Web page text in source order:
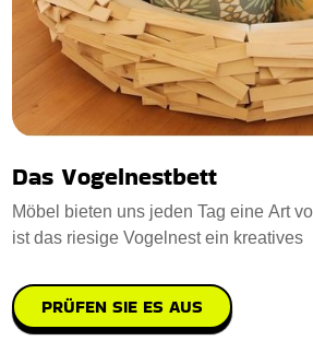
Das Vogelnestbett
Möbel bieten uns jeden Tag eine Art
ist das riesige Vogelnest ein kreatives
PRÜFEN SIE ES AUS